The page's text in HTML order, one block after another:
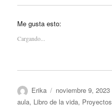
Me gusta esto:
Cargando...
Autor
Erika
Publicado
el
noviembre 9, 2023
aula, Libro de la vida, Proyectos